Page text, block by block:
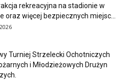
rekreacyjna na stadionie w
oraz więcej bezpiecznych miejsc...
Turniej Strzelecki Ochotniczych
i Młodzieżowych Drużyn